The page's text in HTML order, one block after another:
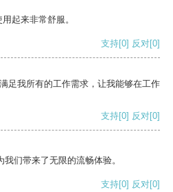
起来非常舒服。
支持[0] 反对[0]
足我所有的工作需求，让我能够在工作
支持[0] 反对[0]
们带来了无限的流畅体验。
支持[0] 反对[0]